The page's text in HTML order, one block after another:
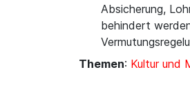
Absicherung,
behindert
Themen: Kultur und